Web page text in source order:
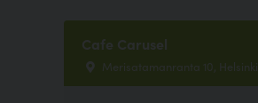
Cafe Carusel
Merisatamanranta 10, Helsinki